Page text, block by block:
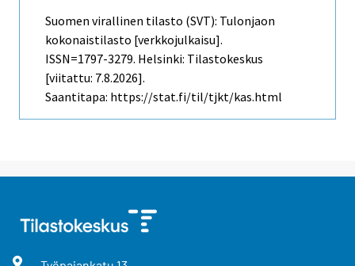
Suomen virallinen tilasto (SVT): Tulonjaon
kokonaistilasto [verkkojulkaisu].
ISSN=1797-3279. Helsinki: Tilastokeskus
[viitattu: 7.8.2026].
Saantitapa: https://stat.fi/til/tjkt/kas.html